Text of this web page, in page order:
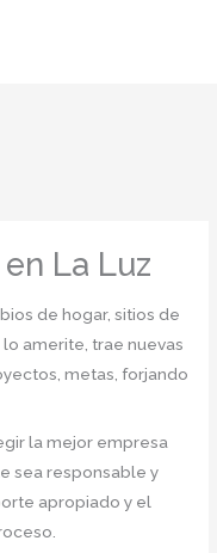
La Luz
de hogar, sitios de
amerite, trae nuevas
metas, forjando
la mejor empresa
sea responsable y
apropiado y el